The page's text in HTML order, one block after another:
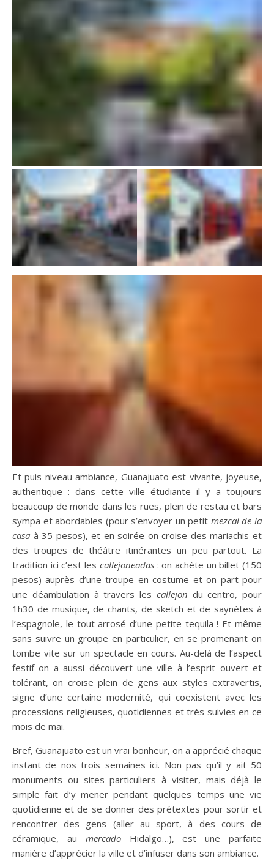
Et puis niveau ambiance, Guanajuato est vivante, joyeuse,
authentique : dans cette ville étudiante il y a toujours
beaucoup de monde dans les rues, plein de restau et bars
sympa et abordables (pour s’envoyer un petit mezcal de la
casa à 35 pesos), et en soirée on croise des mariachis et
des troupes de théâtre itinérantes un peu partout. La
tradition ici c’est les callejoneadas: on achète un billet (150
pesos) auprès d’une troupe en costume et on part pour
une déambulation à travers les callejon du centro, pour
1h30 de musique, de chants, de sketch et de saynètes à
l’espagnole, le tout arrosé d’une petite tequila ! Et même
sans suivre un groupe en particulier, en se promenant on
tombe vite sur un spectacle en cours. Au-delà de l’aspect
festif on a aussi découvert une ville à l’esprit ouvert et
tolérant, on croise plein de gens aux styles extravertis,
signe d’une certaine modernité, qui coexistent avec les
processions religieuses, quotidiennes et très suivies en ce
mois de mai.
Bref, Guanajuato est un vrai bonheur, on a apprécié chaque
instant de nos trois semaines ici. Non pas qu’il y ait 50
monuments ou sites particuliers à visiter, mais déjà le
simple fait d’y mener pendant quelques temps une vie
quotidienne et de se donner des prétextes pour sortir et
rencontrer des gens (aller au sport, à des cours de
céramique, au mercadoHidalgo…), est une parfaite
manière d’apprécier la ville et d’infuser dans son ambiance.